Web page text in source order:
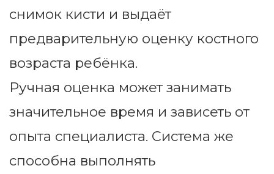
снимок кисти и выдаёт
предварительную оценку костного
возраста ребёнка.
Ручная оценка может занимать
значительное время и зависеть от
опыта специалиста. Система же
способна выполнять